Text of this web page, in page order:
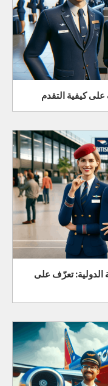
كيفية التقدم
تعرّف على